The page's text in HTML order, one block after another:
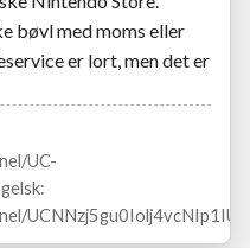
bøvl med moms eller
er lort, men det er
UC-
UCNNzj5gu0Iolj4vcNIp1IUA